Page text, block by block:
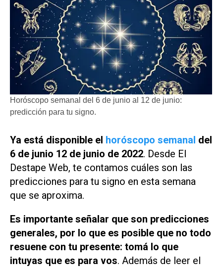
Horóscopo semanal del 6 de junio al 12 de junio:
predicción para tu signo.
Ya está disponible el horóscopo semanal del
6 de junio 12 de junio de 2022. Desde El
Destape Web, te contamos cuáles son las
predicciones para tu signo en esta semana
que se aproxima.
Es importante señalar que son predicciones
generales, por lo que es posible que no todo
resuene con tu presente: tomá lo que
intuyas que es para vos. Además de leer el